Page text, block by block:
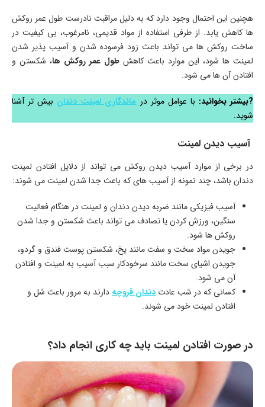
هچنین این احتمال وجود دارد که به دلیل مراقبت نادرست طول عمر روکش
ها کاهش یابد. از طرفی استفاده از مواد قدیمی، نامرغوب، بی کیفیت در
ساخت روکش ها می تواند باعث زود فرسوده شدن و آسیب پذیر شدن
لمینت ها شود، این موارد باعث کاهش طول عمر روکش ها، شکستن و
افتادن آن ها می شود.
?بیشتر بخوانید: با عوامل موثر درماندگاری لمینت دندان بیش تر آشنا
شوید.
آسیب دیدن لمینت
در برخی از موارد آسیب دیدن روکش می تواند از دلایل افتادن لمینت
دندان باشد، چند نمونه از آسیب های که باعث جدا شدن لمینت می شوند:
آسیب فیزیکی مانند ضربه دیدن دندان و لمینت در هنگام فعالیت
سنگین، ورزش کردن یا تصادف می تواند باعث شکستن و جدا شدن
روکش ها شود.
جویدن مواد سخت و سفت مانند یخ، شکستن پوست فندق و گردو،
جویدن اشیای سخت مانند سرخودکار سبب آسیب به لمینت و افتادن
آن می شود.
کسانی که در شب عادت دندان قروچهدارند به مرور باعث شل و
افتادن لمینت خود می شوند.
در صورت افتادن لمینت باید چه کاری انجام داد؟